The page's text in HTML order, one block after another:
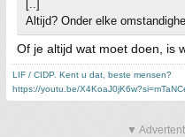
[..]
Altijd? Onder elke
Of je altijd wat moet doen, is
LIF / CIDP. Kent u dat, beste mensen?
https://youtu.be/
▼